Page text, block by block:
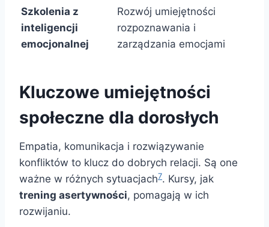
Szkolenia z
inteligencji
emocjonalnej
Rozwój umiejętności
rozpoznawania i
zarządzania emocjami
Kluczowe umiejętności
społeczne dla dorosłych
Empatia, komunikacja i rozwiązywanie
konfliktów to klucz do dobrych relacji. Są one
ważne w różnych sytuacjach7. Kursy, jak
trening asertywności, pomagają w ich
rozwijaniu.